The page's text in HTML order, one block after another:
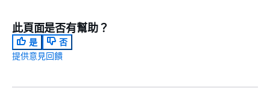
此頁面是否有幫助？
是
否
提供意見回饋